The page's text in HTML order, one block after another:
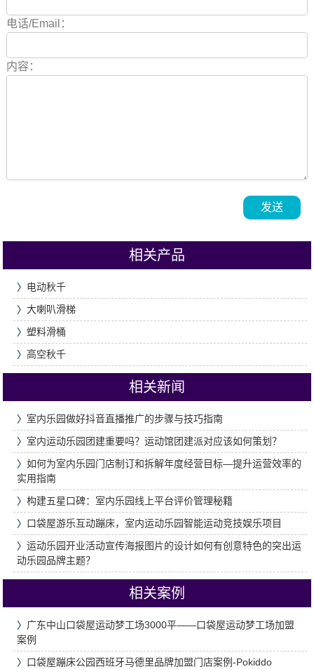
电话/Email：
内容：
发送
相关产品
〉 电动秋千
〉 大喇叭滑梯
〉 塑料滑桶
〉 高空秋千
相关新闻
〉 室内乐园做好抖音直播推广的步骤与技巧指南
〉 室内运动乐园团建重要吗？运动馆团建派对应该如何策划？
〉 如何为室内乐园门店制订和拆解年度经营目标—提升运营效率的
实用指南
〉 构建五星口碑：室内乐园线上平台评价管理秘籍
〉 口袋屋游乐互动蹦床，室内运动乐园智能运动竞技娱乐项目
〉 运动乐园开业活动宣传海报图片的设计如何有创意特色的突出运
动乐园品牌主题？
相关案例
〉 广东中山口袋屋运动梦工场3000平——口袋屋运动梦工场加盟
案例
〉 口袋屋蹦床公园西班牙马德里品牌加盟门店案例-Pokiddo